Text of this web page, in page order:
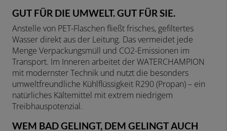
GUT FÜR DIE UMWELT. GUT FÜR SIE.
Anstelle von PET-Flaschen fließt frisches, gefiltertes
Wasser direkt aus der Leitung. Das vermeidet jede
Menge Verpackungsmüll und CO2-Emissionen im
Transport. Im Inneren arbeitet der WATERCHAMPION
mit modernster Technik und nutzt die besonders
umweltfreundliche Kühlflüssigkeit R290 (Propan) – ein
natürliches Kältemittel mit extrem niedrigem
Treibhauspotenzial.
WEM BAD GELINGT, DEM GELINGT AUCH